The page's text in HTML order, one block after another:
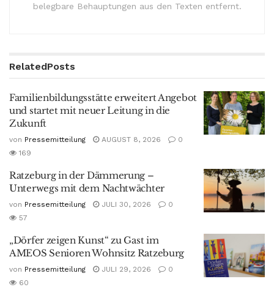
belegbare Behauptungen aus den Texten entfernt.
RelatedPosts
Familienbildungsstätte erweitert Angebot
und startet mit neuer Leitung in die
Zukunft
von Pressemitteilung AUGUST 8, 2026
0
169
Ratzeburg in der Dämmerung –
Unterwegs mit dem Nachtwächter
von Pressemitteilung JULI 30, 2026
0
57
„Dörfer zeigen Kunst“ zu Gast im
AMEOS Senioren Wohnsitz Ratzeburg
von Pressemitteilung JULI 29, 2026
0
60